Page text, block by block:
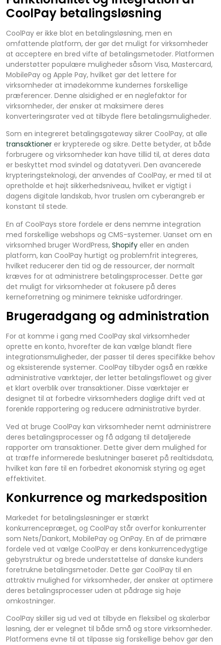
CoolPay betalingsløsning
CoolPay er ikke blot en betalingsløsning, men en
omfattende platform, der gør det muligt for virksomheder
at acceptere en bred vifte af betalingsmetoder. Platformen
understøtter populære muligheder såsom Visa, Mastercard,
MobilePay og Apple Pay, hvilket gør det lettere for
virksomheder at imødekomme kundernes forskellige
præferencer. Denne alsidighed er en nøglefaktor for
virksomheder, der ønsker at maksimere deres
konverteringsrater ved at tilbyde flere betalingsmuligheder.
Som en integreret betalingsgateway sikrer CoolPay, at alle
transaktioner er krypterede og sikre. Dette betyder, at både
forbrugere og virksomheder kan have tillid til, at deres data
er beskyttet mod svindel og datatyveri. Den avancerede
krypteringsteknologi, der anvendes af CoolPay, er med til at
opretholde et højt sikkerhedsniveau, hvilket er vigtigt i
dagens digitale landskab, hvor truslen om cyberangreb er
konstant til stede.
En af CoolPays store fordele er dens nemme integration
med forskellige webshops og CMS-systemer. Uanset om en
virksomhed bruger WordPress, Shopify eller en anden
platform, kan CoolPay hurtigt og problemfrit integreres,
hvilket reducerer den tid og de ressourcer, der normalt
kræves for at administrere betalingsprocesser. Dette gør
det muligt for virksomheder at fokusere på deres
kerneforretning og minimere tekniske udfordringer.
Brugeradgang og administration
For at komme i gang med CoolPay skal virksomheder
oprette en konto, hvorefter de kan vælge blandt flere
integrationsmuligheder, der passer til deres specifikke behov
og eksisterende systemer. CoolPay tilbyder også en række
administrative værktøjer, der letter betalingsflowet og giver
et klart overblik over transaktioner. Disse værktøjer er
designet til at forbedre virksomheders daglige drift ved at
forenkle rapportering og reducere administrative byrder.
Ved at bruge CoolPay kan virksomheder nemt administrere
deres betalingsprocesser og få adgang til detaljerede
rapporter om transaktioner. Dette giver dem mulighed for
at træffe informerede beslutninger baseret på realtidsdata,
hvilket kan føre til en forbedret økonomisk styring og øget
effektivitet.
Konkurrence og markedsposition
Markedet for betalingsløsninger er stærkt
konkurrencepræget, og CoolPay står overfor konkurrenter
som Nets/Dankort, MobilePay og OnPay. En af de primære
fordele ved at vælge CoolPay er dens konkurrencedygtige
gebyrstruktur og brede understøttelse af danske kunders
foretrukne betalingsmetoder. Dette gør CoolPay til en
attraktiv mulighed for virksomheder, der ønsker at optimere
deres betalingsprocesser uden at pådrage sig høje
omkostninger.
CoolPay skiller sig ud ved at tilbyde en fleksibel og skalerbar
løsning, der er velegnet til både små og store virksomheder.
Platformens evne til at tilpasse sig forskellige behov gør den